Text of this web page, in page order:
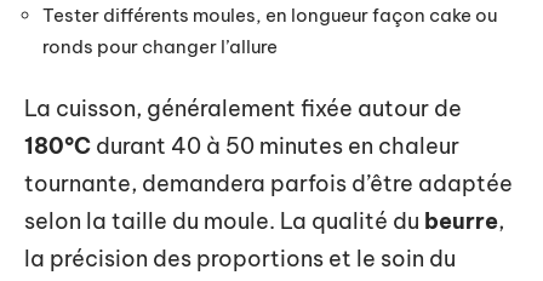
Tester différents moules, en longueur façon cake ou
ronds pour changer l’allure
La cuisson, généralement fixée autour de
180°C durant 40 à 50 minutes en chaleur
tournante, demandera parfois d’être adaptée
selon la taille du moule. La qualité du beurre,
la précision des proportions et le soin du